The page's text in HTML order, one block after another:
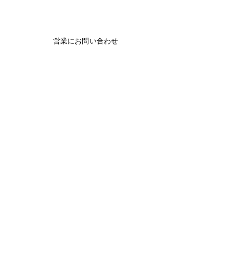
営業にお問い合わせ